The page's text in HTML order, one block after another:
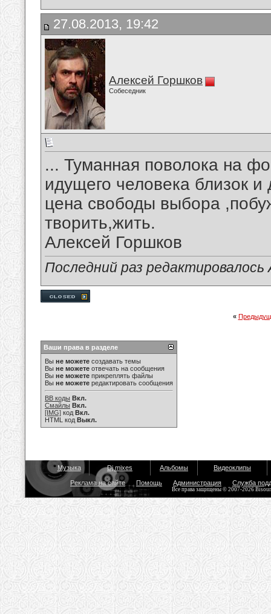
27.08.2013, 19:42
Алексей Горшков
Собеседник
... Туманная поволока на
идущего человека близок
цена свободы выбора
творить,жить.
Алексей Горшков
Последний раз
«
Ваши права в разделе
Вы не можете создавать темы
Вы не можете отвечать на сообщения
Вы не можете прикреплять файлы
Вы не можете редактировать сообщения
BB коды Вкл.
Смайлы Вкл.
[IMG] код Вкл.
HTML код Выкл.
Музыка Dj mixes Альбомы Видеоклипы
Реклама на сайте Помощь Администрация Служба
Все права защищены © 2007-2026